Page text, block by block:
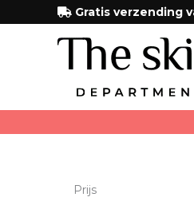
naar
Gratis verzending
Prijs